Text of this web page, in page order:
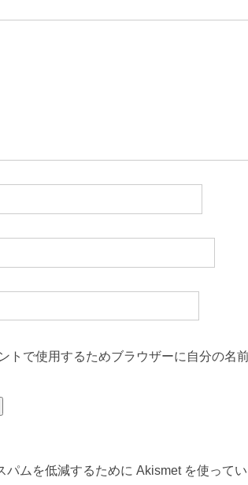
トで使用するためブラウザーに自分の名
パムを低減するために Akismet を使ってい